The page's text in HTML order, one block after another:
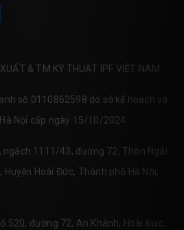
& TM KỸ THUẬT IPF VIỆT NAM
số 0110862598 do sở kế hoạch và
Nội cấp ngày 15/10/2024
ngách 1111/43, đường 72, Thôn Ngãi
Huyện Hoài Đức, Thành phố Hà Nội,
520, đường 72, An Khánh, Hoài Đức,